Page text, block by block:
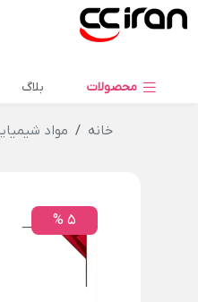
محصولات بلاگ
خانه مواد
5 %